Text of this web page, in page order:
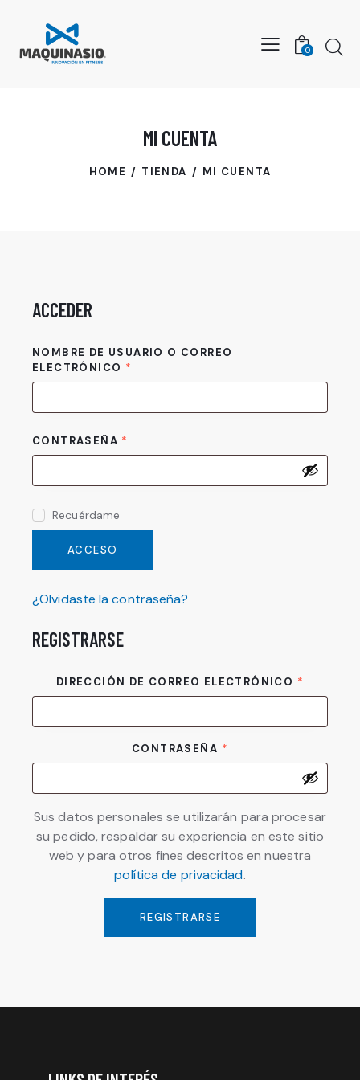
0
MI CUENTA
HOME TIENDA MI CUENTA
ACCEDER
NOMBRE DE USUARIO O CORREO
ELECTRÓNICO *
CONTRASEÑA *
Recuérdame
ACCESO
¿Olvidaste la contraseña?
REGISTRARSE
DIRECCIÓN DE CORREO ELECTRÓNICO *
CONTRASEÑA *
Sus datos personales se utilizarán para procesar
su pedido, respaldar su experiencia en este sitio
web y para otros fines descritos en nuestra
política de privacidad.
REGISTRARSE